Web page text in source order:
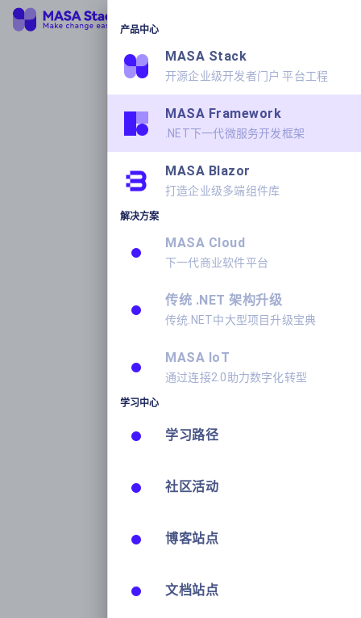
产品中心
MASA Stack
开源企业级开发者门户 平台工程
MASA Framework
.NET下一代微服务开发框架
MASA Blazor
打造企业级多端组件库
解决方案
MASA Cloud
下一代商业软件平台
传统 .NET 架构升级
传统.NET中大型项目升级宝典
MASA IoT
通过连接2.0助力数字化转型
学习中心
学习路径
社区活动
博客站点
文档站点